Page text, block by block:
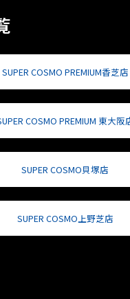
SUPER COSMO PREMIUM香芝店
COSMO PREMIUM 東大阪
SUPER COSMO貝塚店
SUPER COSMO上野芝店